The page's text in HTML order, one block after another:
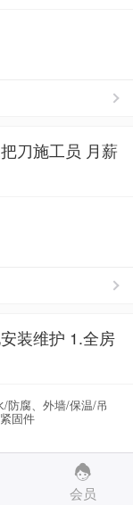
刀施工员 月薪
装维护 1.全房
防腐、外墙/保温/吊
固件
会员